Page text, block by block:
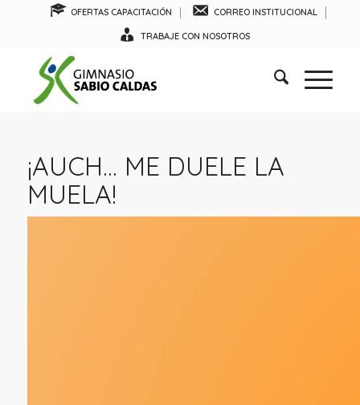
OFERTAS CAPACITACIÓN CORREO INSTITUCIONAL
TRABAJE CON NOSOTROS
¡AUCH… ME DUELE LA
MUELA!